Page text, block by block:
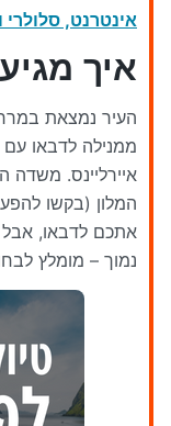
אינטרנט, סלולרי
איך
העיר נמצאת
ממנילה לדבאו עם
איירליינס. משדה
המלון (בקשו
אתכם לדבאו,
נמוך – מומלץ